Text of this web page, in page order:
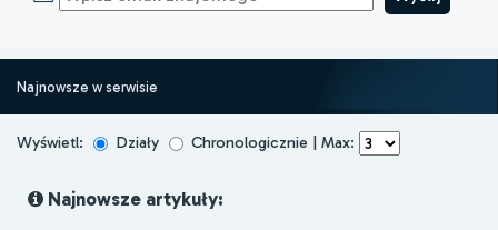
Najnowsze w serwisie
Wyświetl: Działy Chronologicznie | Max:
Najnowsze artykuły: